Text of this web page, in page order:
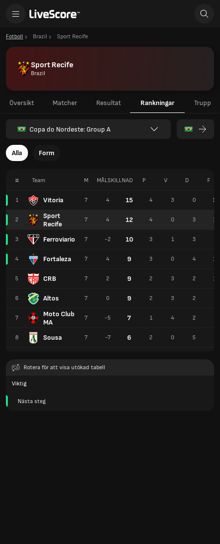
Fotboll Brazil Sport Recife
Sport Recife
Brazil
Översikt Matcher Resultat Rankningar Trupp
Copa do Nordeste: Group A
Alla Form
# Team
1 Vitoria
2
Sport
Recife
3 Ferroviario
4 Fortaleza
5 CRB
6 Altos
7
Moto Club
MA
8 Sousa
M MÅLSKILLNAD P V D F
7 4 15 4 3 0 10
7 4 12 4 0 3 11
7 -2 10 3 1 3
7 4 9 3 0 4 11
7 2 9 2 3 2 12
7 0 9 2 3 2
7 -5 7 1 4 2
7 -7 6 2 0 5
Rotera för att visa utökad tabell
Viktig
Nästa steg